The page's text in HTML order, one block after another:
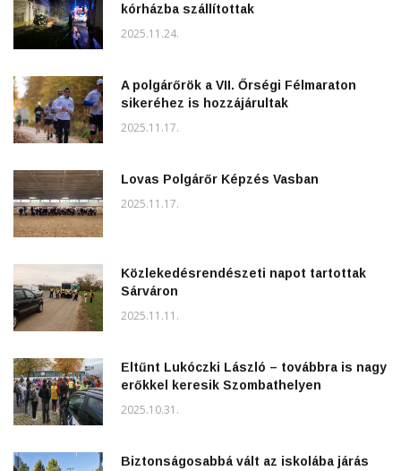
kórházba szállítottak
2025.11.24.
A polgárőrök a VII. Őrségi Félmaraton
sikeréhez is hozzájárultak
2025.11.17.
Lovas Polgárőr Képzés Vasban
2025.11.17.
Közlekedésrendészeti napot tartottak
Sárváron
2025.11.11.
Eltűnt Lukóczki László – továbbra is nagy
erőkkel keresik Szombathelyen
2025.10.31.
Biztonságosabbá vált az iskolába járás